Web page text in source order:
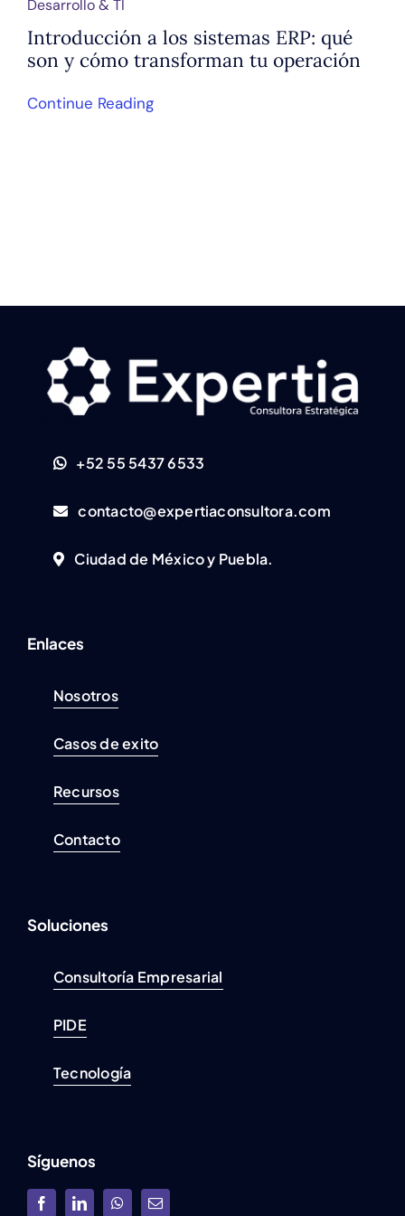
Desarrollo & TI
Introducción a los sistemas ERP: qué
son y cómo transforman tu operación
Continue Reading
+52 55 5437 6533
contacto@expertiaconsultora.com
Ciudad de México y Puebla.
Enlaces
Nosotros
Casos de exito
Recursos
Contacto
Soluciones
Consultoría Empresarial
PIDE
Tecnología
Síguenos